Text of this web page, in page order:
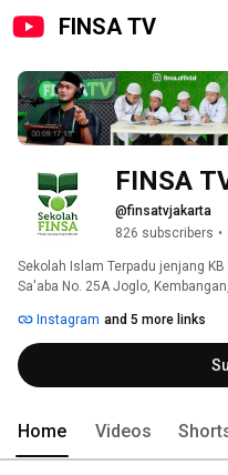
FINSA TV
FINSA
@finsatvjakarta
826 subscribers •
Sekolah Islam Terpadu jenjang KB
Sa'aba No. 25A Joglo,
Instagram and 5 more links
Home Videos